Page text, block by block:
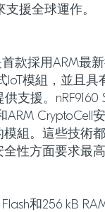
支援全球運作。
首款採用ARM最
模組，並且具
支援。nRF9160
ARM CryptoCell
組。這些技術
性方面要求最
Flash和256 kB